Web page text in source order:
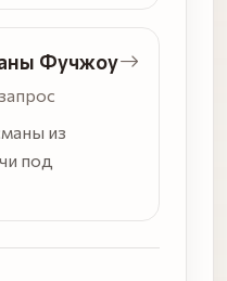
Фучжоу
из
под